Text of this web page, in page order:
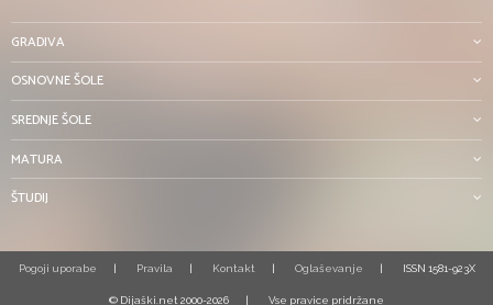
GRADIVA
OSNOVNE ŠOLE
SREDNJE ŠOLE
MATURA
ŠTUDIJ
Pogoji uporabe Pravila Kontakt Oglaševanje ISSN 1581-923X
© Dijaški.net 2000-2026 Vse pravice pridržane